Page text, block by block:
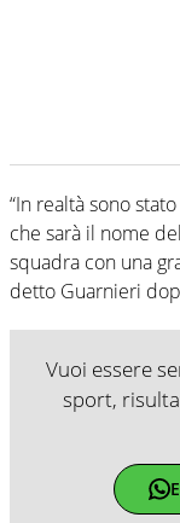
“In realtà sono
che sarà il nome
squadra con una
detto Guarnieri
Vuoi essere
sport,